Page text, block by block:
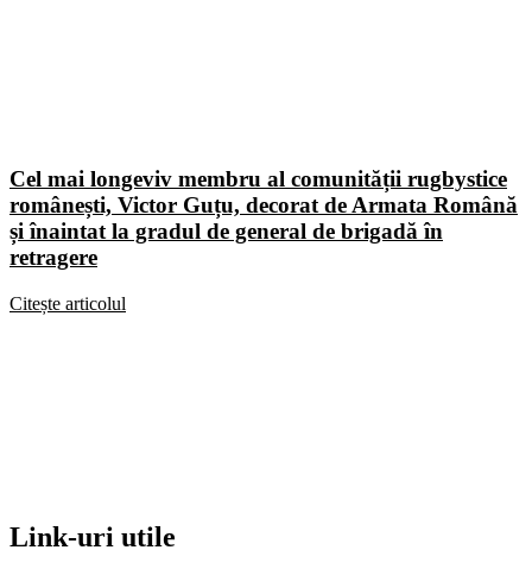
Cel mai longeviv membru al comunității rugbystice
românești, Victor Guțu, decorat de Armata Română
și înaintat la gradul de general de brigadă în
retragere
Citește articolul
Link-uri utile